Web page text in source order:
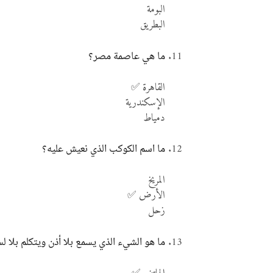
البومة
البطريق
ما هي عاصمة مصر؟
القاهرة ✅
الإسكندرية
دمياط
ما اسم الكوكب الذي نعيش عليه؟
المريخ
الأرض ✅
زحل
ما هو الشيء الذي يسمع بلا أذن ويتكلم بلا